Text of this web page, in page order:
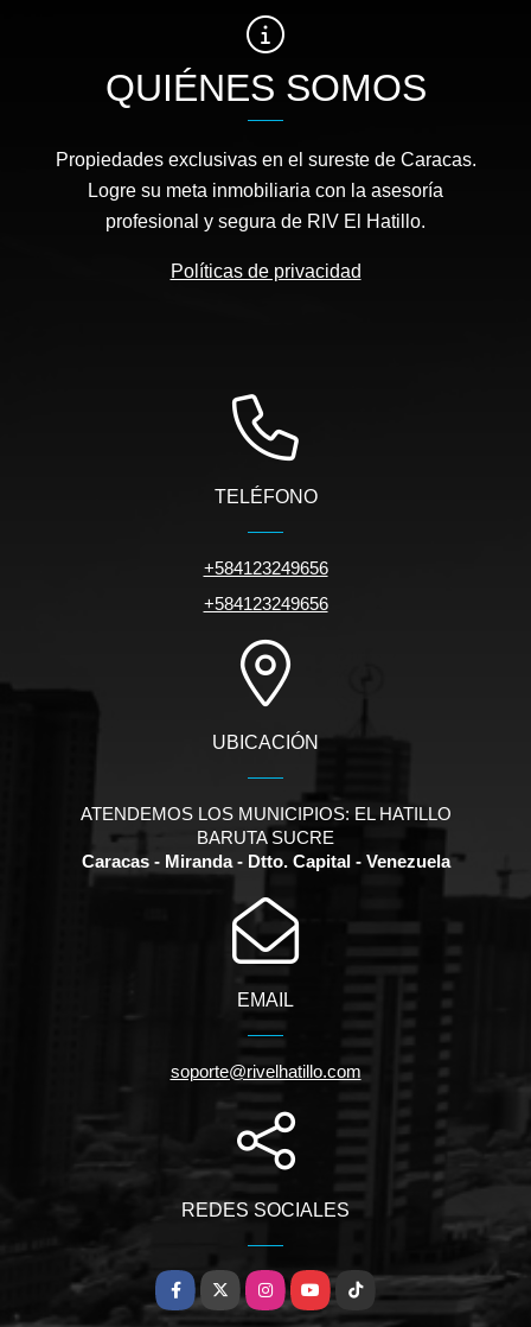
QUIÉNES SOMOS
Propiedades exclusivas en el sureste de Caracas.
Logre su meta inmobiliaria con la asesoría
profesional y segura de RIV El Hatillo.
Políticas de privacidad
TELÉFONO
+584123249656
+584123249656
UBICACIÓN
ATENDEMOS LOS MUNICIPIOS: EL HATILLO
BARUTA SUCRE
Caracas - Miranda - Dtto. Capital - Venezuela
EMAIL
soporte@rivelhatillo.com
REDES SOCIALES
Facebook
X InstagramYouTubeTikTok